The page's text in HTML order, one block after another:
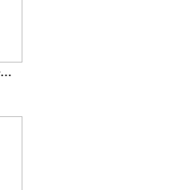
フォード F-350 ｘ フューエルオフロード D251 NUTZ 20インチ